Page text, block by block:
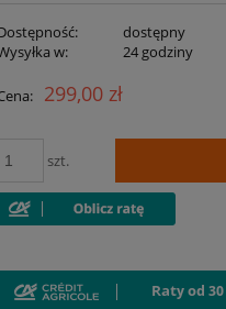
dostępny
w:
24 godziny
299,00 zł
szt.